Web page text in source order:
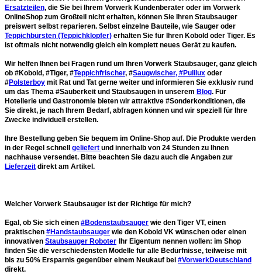
Ersatzteilen, die Sie bei Ihrem Vorwerk Kundenberater oder im Vorwerk
OnlineShop zum Großteil nicht erhalten, können Sie Ihren Staubsauger
preiswert selbst reparieren. Selbst einzelne Bauteile, wie Sauger oder
Teppichbürsten (Teppichklopfer) erhalten Sie für Ihren Kobold oder Tiger. Es
ist oftmals nicht notwendig gleich ein komplett neues Gerät zu kaufen.
Wir helfen Ihnen bei Fragen rund um Ihren Vorwerk Staubsauger, ganz gleich
ob #Kobold, #Tiger, #Teppichfrischer, #Saugwischer, #Pulilux oder
#Polsterboy mit Rat und Tat gerne weiter und informieren Sie exklusiv rund
um das Thema #Sauberkeit und Staubsaugen in unserem Blog. Für
Hotellerie und Gastronomie bieten wir attraktive #Sonderkonditionen, die
Sie direkt, je nach Ihrem Bedarf, abfragen können und wir speziell für Ihre
Zwecke individuell erstellen.
Ihre Bestellung geben Sie bequem im Online-Shop auf. Die Produkte werden
in der Regel schnell geliefert und innerhalb von 24 Stunden zu Ihnen
nachhause versendet. Bitte beachten Sie dazu auch die Angaben zur
Lieferzeit direkt am Artikel.
Welcher Vorwerk Staubsauger ist der Richtige für mich?
Egal, ob Sie sich einen #Bodenstaubsauger wie den Tiger VT, einen
praktischen #Handstaubsauger wie den Kobold VK wünschen oder einen
innovativen Staubsauger Roboter Ihr Eigentum nennen wollen: im Shop
finden Sie die verschiedensten Modelle für alle Bedürfnisse, teilweise mit
bis zu 50% Ersparnis gegenüber einem Neukauf bei #VorwerkDeutschland
direkt.